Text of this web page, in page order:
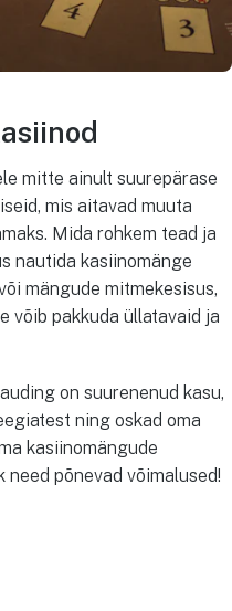
mitte ainult suurepärase
mis aitavad muuta
Mida rohkem tead ja
nautida kasiinomänge
mängude mitmekesisus,
võib pakkuda üllatavaid ja
on suurenenud kasu,
ning oskad oma
kasiinomängude
põnevad võimalused!